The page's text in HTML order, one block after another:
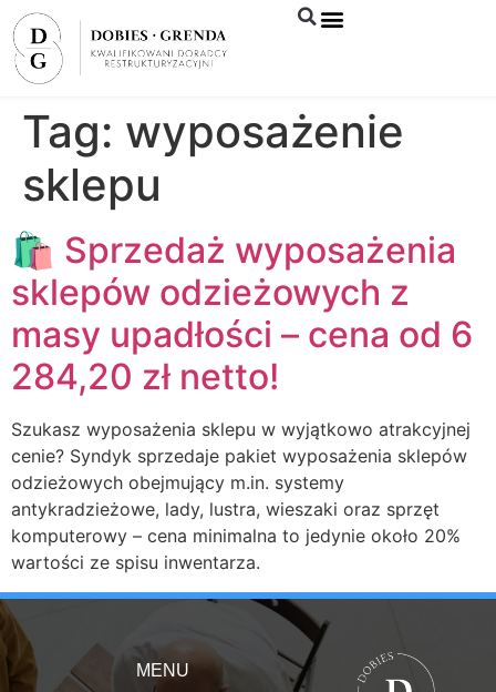
Tag: wyposażenie
sklepu
🛍️ Sprzedaż wyposażenia
sklepów odzieżowych z
masy upadłości – cena od 6
284,20 zł netto!
Szukasz wyposażenia sklepu w wyjątkowo atrakcyjnej
cenie? Syndyk sprzedaje pakiet wyposażenia sklepów
odzieżowych obejmujący m.in. systemy
antykradzieżowe, lady, lustra, wieszaki oraz sprzęt
komputerowy – cena minimalna to jedynie około 20%
wartości ze spisu inwentarza.
MENU